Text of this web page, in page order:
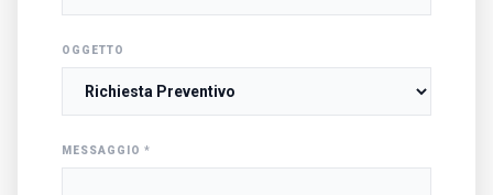
OGGETTO
MESSAGGIO *